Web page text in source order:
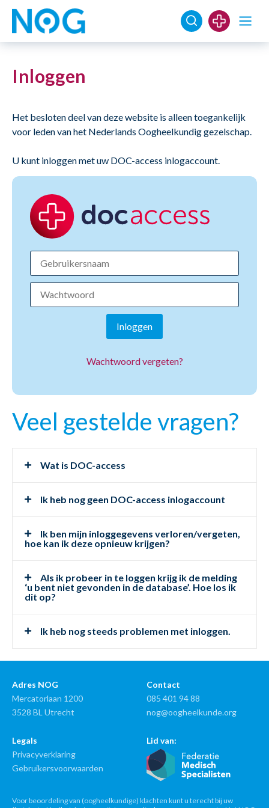
Inloggen
Het besloten deel van deze website is alleen toegankelijk
voor leden van het Nederlands Oogheelkundig gezelschap.
U kunt inloggen met uw DOC-access inlogaccount.
Inloggen
Wachtwoord vergeten?
Veel gestelde vragen?
Wat is DOC-access
Ik heb nog geen DOC-access inlogaccount
Ik ben mijn inloggegevens verloren/vergeten,
hoe kan ik deze opnieuw krijgen?
Als ik probeer in te loggen krijg ik de melding
‘u bent niet gevonden in de database’. Hoe los ik
dit op?
Ik heb nog steeds problemen met inloggen.
Adres NOG
Mercatorlaan 1200
3528 BL Utrecht
Contact
085 401 94 88
nog@oogheelkunde.org
Legals
Privacyverklaring
Gebruikersvoorwaarden
Lid van:
Voor beoordeling van (oogheelkundige) klachten kunt u terecht bij uw